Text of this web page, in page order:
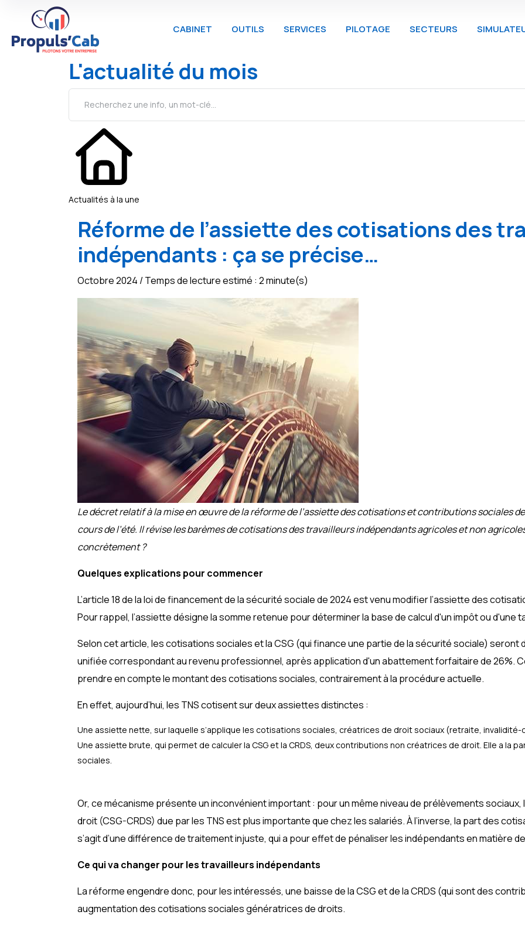
CABINET OUTILS SERVICES PILOTAGE SECTEURS
L'actualité du mois
Actualités à la une
Réforme de l’assiette des cotisations des
indépendants : ça se précise…
Octobre 2024 / Temps de lecture estimé : 2 minute(s)
Le décret relatif à la mise en œuvre de la réforme de l’assiette des cotisations et contributions sociales
cours de l’été. Il révise les barèmes de cotisations des travailleurs indépendants agricoles et non
concrètement ?
Quelques explications pour commencer
L’article 18 de la loi de financement de la sécurité sociale de 2024 est venu modifier l’assiette des
Pour rappel, l’assiette désigne la somme retenue pour déterminer la base de calcul d'un impôt ou d'une
Selon cet article, les cotisations sociales et la CSG (qui finance une partie de la sécurité sociale)
unifiée correspondant au revenu professionnel, après application d'un abattement forfaitaire de 26%.
prendre en compte le montant des cotisations sociales, contrairement à la procédure actuelle.
En effet, aujourd’hui, les TNS cotisent sur deux assiettes distinctes :
Une assiette nette, sur laquelle s’applique les cotisations sociales, créatrices de droit sociaux (retraite,
Une assiette brute, qui permet de calculer la CSG et la CRDS, deux contributions non créatrices de droit. Elle a la
sociales.
Or, ce mécanisme présente un inconvénient important : pour un même niveau de prélèvements
droit (CSG-CRDS) due par les TNS est plus importante que chez les salariés. À l’inverse, la part des
s’agit d’une différence de traitement injuste, qui a pour effet de pénaliser les indépendants en matière
Ce qui va changer pour les travailleurs indépendants
La réforme engendre donc, pour les intéressés, une baisse de la CSG et de la CRDS (qui sont des
augmentation des cotisations sociales génératrices de droits.